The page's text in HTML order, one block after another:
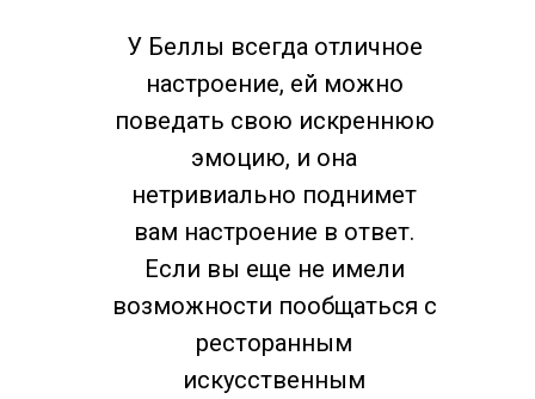
близких. Интерьер, как правило,
оформлен в стиле, сочетающем в
себе элементы рустика и
современности. Уютные диваны,
создают атмосферу тепла и
комфорта.
Обслуживание играет не менее
важную роль. Персонал Гриль Хауса
всегда рад приветствовать гостей и
помочь им с выбором блюд и
У Беллы всегда отличное
настроение, ей можно
поведать свою искреннюю
эмоцию, и она
нетривиально поднимет
вам настроение в ответ.
Если вы еще не имели
возможности пообщаться с
ресторанным
искусственным